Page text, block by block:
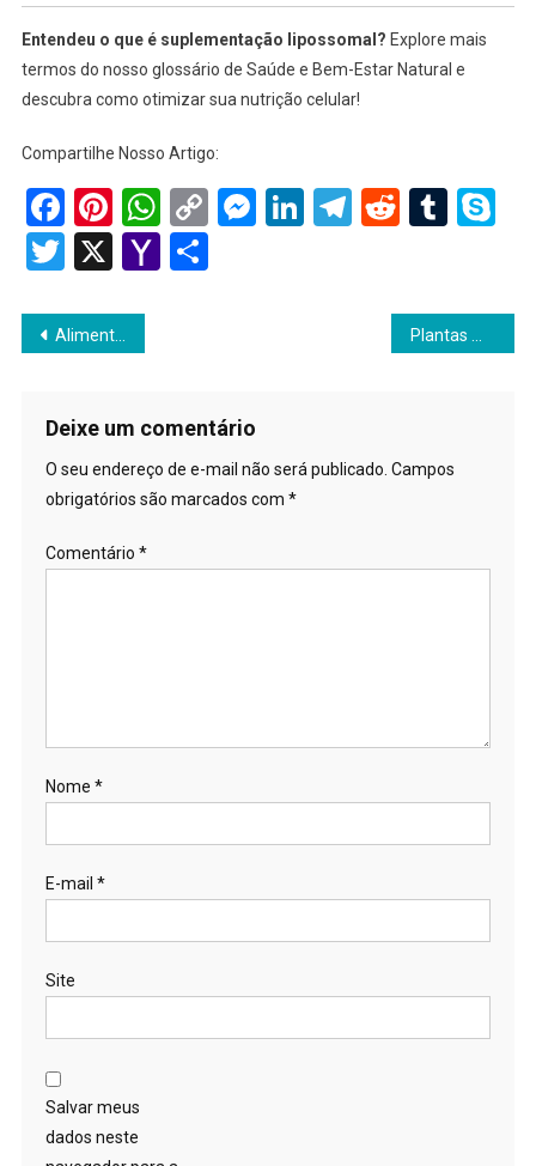
Entendeu o que é suplementação lipossomal? Explore mais
termos do nosso glossário de Saúde e Bem-Estar Natural e
descubra como otimizar sua nutrição celular!
Compartilhe Nosso Artigo:
Facebook
Pinterest
WhatsApp
Copy
Link
Messenger
LinkedIn
Telegram
Reddit
Twitter
X YahooShare
Navegação
Post
Alimentos Integrais
Deixe um comentário
O seu endereço de e-mail não será publicado. Campos
obrigatórios são marcados com *
Comentário *
Nome *
E-mail *
Site
Salvar meus
dados neste